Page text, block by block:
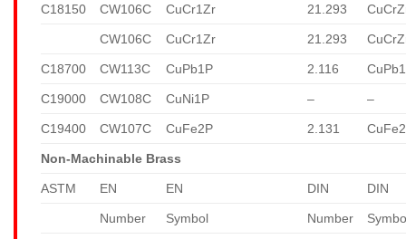
C18150 CW106C CuCr1Zr 21.293
CW106C CuCr1Zr 21.293
C18700 CW113C CuPb1P 2.116
C19000 CW108C CuNi1P – –
C19400 CW107C CuFe2P 2.131
Non-Machinable Brass
ASTM EN EN DIN DIN
Number Symbol Number